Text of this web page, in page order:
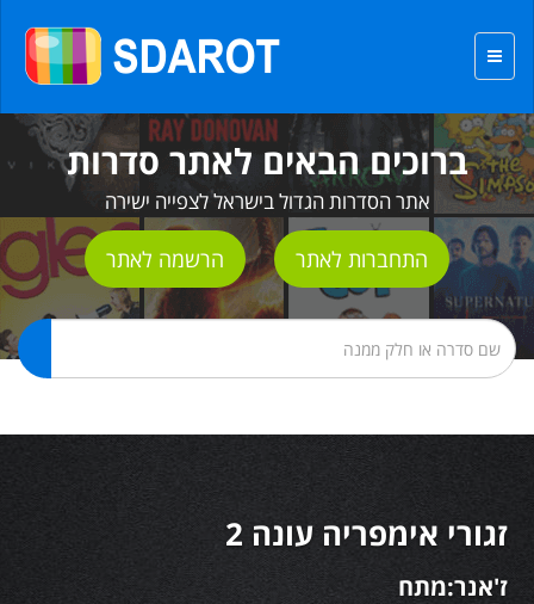
ברוכים הבאים לאתר סדרות
אתר הסדרות הגדול בישראל לצפייה ישירה
התחברות לאתר הרשמה לאתר
זגורי אימפריה עונה 2
ז'אנר:מתח